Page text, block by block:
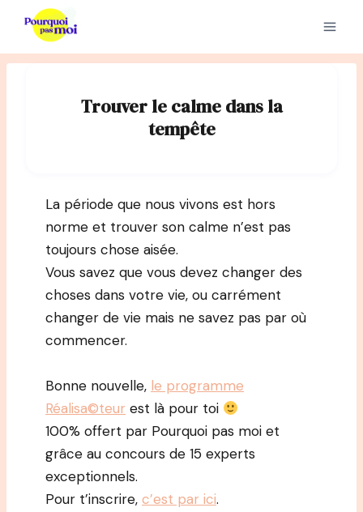
contenu
Trouver le calme dans la
tempête
La période que nous vivons est hors
norme et trouver son calme n’est pas
toujours chose aisée.
Vous savez que vous devez changer des
choses dans votre vie, ou carrément
changer de vie mais ne savez pas par où
commencer.
Bonne nouvelle, le programme
Réalisa©teur est là pour toi
100% offert par Pourquoi pas moi et
grâce au concours de 15 experts
exceptionnels.
Pour t’inscrire, c’est par ici.